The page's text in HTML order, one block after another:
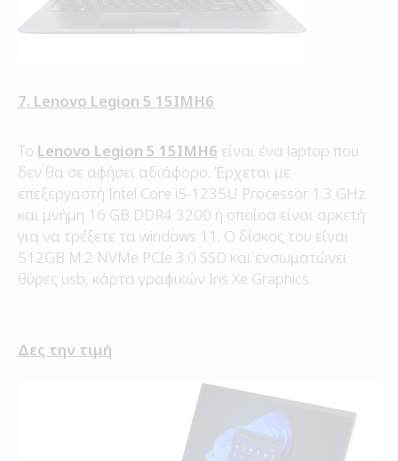
7. Lenovo Legion 5 15IMH6
Το Lenovo Legion 5 15IMH6 είναι ένα laptop που
δεν θα σε αφήσει αδιάφορο. Έρχεται με
επεξεργαστή Intel Core i5-1235U Processor 1.3 GHz
και μνήμη 16 GB DDR4 3200 ή οποίοα είναι αρκετή
για να τρέξετε τα windows 11. Ο δίσκος του είναι
512GB M.2 NVMe PCIe 3.0 SSD και ενσωματώνει
θύρες usb, κάρτα γραφικών Iris Xe Graphics.
Δες την τιμή